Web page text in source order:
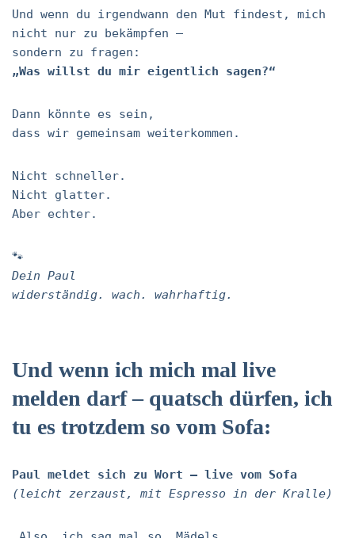
Und wenn du irgendwann den Mut findest, mich
nicht nur zu bekämpfen –
sondern zu fragen:
„Was willst du mir eigentlich sagen?“
Dann könnte es sein,
dass wir gemeinsam weiterkommen.
Nicht schneller.
Nicht glatter.
Aber echter.
🐾
Dein Paul
widerständig. wach. wahrhaftig.
Und wenn ich mich mal live
melden darf – quatsch dürfen, ich
tu es trotzdem so vom Sofa:
Paul meldet sich zu Wort – live vom Sofa
(leicht zerzaust, mit Espresso in der Kralle)